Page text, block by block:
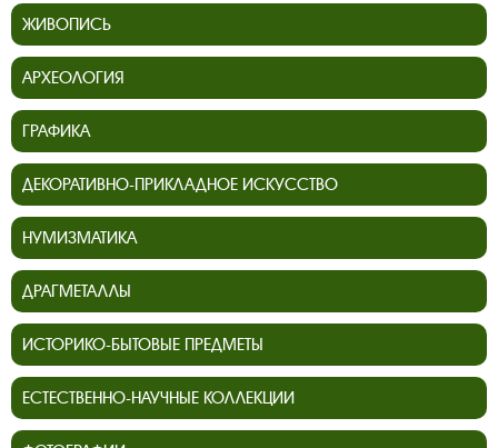
ЖИВОПИСЬ
АРХЕОЛОГИЯ
ГРАФИКА
ДЕКОРАТИВНО-ПРИКЛАДНОЕ ИСКУССТВО
НУМИЗМАТИКА
ДРАГМЕТАЛЛЫ
ИСТОРИКО-БЫТОВЫЕ ПРЕДМЕТЫ
ЕСТЕСТВЕННО-НАУЧНЫЕ КОЛЛЕКЦИИ